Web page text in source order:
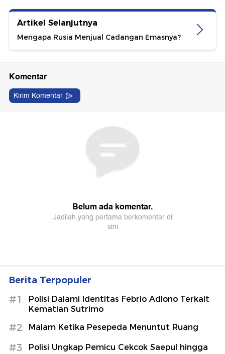
Artikel Selanjutnya
Mengapa Rusia Menjual Cadangan Emasnya?
Berita Terpopuler
#1
Polisi Dalami Identitas Febrio Adiono Terkait
Kematian Sutrimo
#2 Malam Ketika Pesepeda Menuntut Ruang
#3
Polisi Ungkap Pemicu Cekcok Saepul hingga